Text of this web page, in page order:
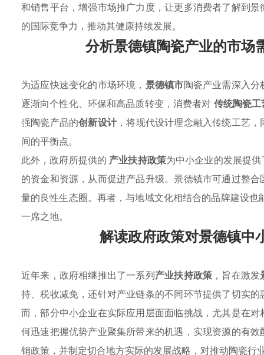
和销售平台，增强市场推广力度，让更多消费者了解到
的国际竞争力，推动其健康持续发展。
分析景德镇陶瓷产业的市场
为适应快速变化的市场环境， 景德镇市陶瓷产业需深入分
逐渐向个性化、环保和高品质转变，消费者对 传统陶瓷工
强陶瓷产品的创新设计 ，将现代设计理念融入传统工艺
间的平衡点。
此外，政府所提供的 产业扶持政策为中小企业的发展提
的资金和资源，从而促进产品升级。景德镇市可通过整
量的良性生态圈。再者，与地域文化相结合的品牌建设
一席之地。
解读政府政策对景德镇中
近年来，政府相继推出了一系列产业扶持政策 ，旨在激发
持、税收减免，还针对产业链条的不同环节提供了切实
而，部分中小企业在实际应用层面面临挑战，尤其是在
何迅速把握优势产业聚集所带来的机遇，实现资源的有
销政策，并制定切合地方实际的发展战略，对推动陶瓷行